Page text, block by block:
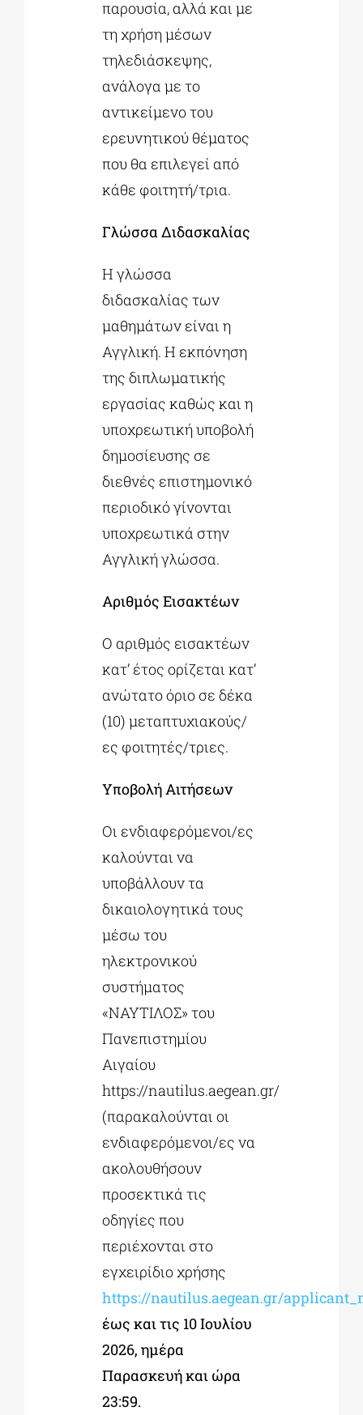
παρουσία, αλλά και με
τη χρήση μέσων
τηλεδιάσκεψης,
ανάλογα με το
αντικείμενο του
ερευνητικού θέματος
που θα επιλεγεί από
κάθε φοιτητή/τρια.
Γλώσσα Διδασκαλίας
Η γλώσσα
διδασκαλίας των
μαθημάτων είναι η
Αγγλική. Η εκπόνηση
της διπλωματικής
εργασίας καθώς και η
υποχρεωτική υποβολή
δημοσίευσης σε
διεθνές επιστημονικό
περιοδικό γίνονται
υποχρεωτικά στην
Αγγλική γλώσσα.
Αριθμός Εισακτέων
Ο αριθμός εισακτέων
κατ’ έτος ορίζεται κατ’
ανώτατο όριο σε δέκα
(10) μεταπτυχιακούς/
ες φοιτητές/τριες.
Υποβολή Αιτήσεων
Οι ενδιαφερόμενοι/ες
καλούνται να
υποβάλλουν τα
δικαιολογητικά τους
μέσω του
ηλεκτρονικού
συστήματος
«ΝΑΥΤΙΛΟΣ» του
Πανεπιστημίου
Αιγαίου
https://nautilus.aegean.gr/
(παρακαλούνται οι
ενδιαφερόμενοι/ες να
ακολουθήσουν
προσεκτικά τις
οδηγίες που
περιέχονται στο
εγχειρίδιο χρήσης
https://nautilus.aegean.gr/
έως και τις 10 Ιουλίου
2026, ημέρα
Παρασκευή και ώρα
23:59.